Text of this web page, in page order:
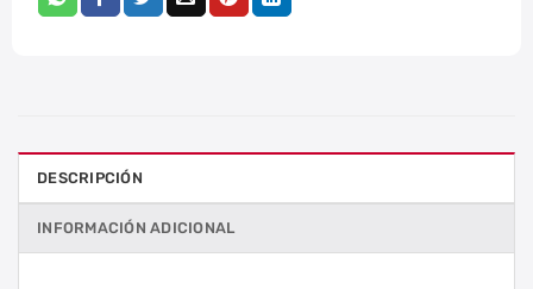
DESCRIPCIÓN
INFORMACIÓN ADICIONAL